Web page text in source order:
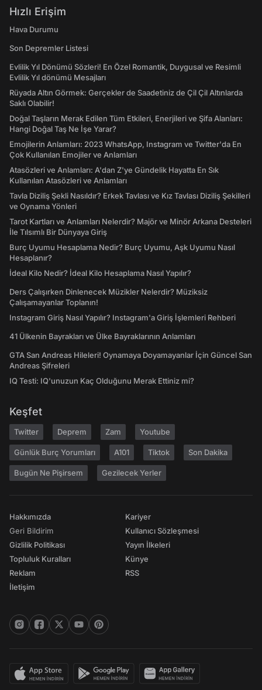
Hızlı Erişim
Hava Durumu
Son Depremler Listesi
Evlilik Yıl Dönümü Sözleri! En Özel Romantik, Duygusal ve Resimli
Evlilik Yıl dönümü Mesajları
Rüyada Altın Görmek: Gerçekler de Saadetiniz de Çil Çil Altınlarda
Saklı Olabilir!
Doğal Taşların Merak Edilen Tüm Etkileri, Enerjileri ve Şifa Alanları:
Hangi Doğal Taş Ne İşe Yarar?
Emojilerin Anlamları: 2023 WhatsApp, Instagram ve Twitter'da En
Çok Kullanılan Emojiler ve Anlamları
Atasözleri ve Anlamları: A'dan Z'ye Gündelik Hayatta En Sık
Kullanılan Atasözleri ve Anlamları
Tavla Diziliş Şekli Nasıldır? Erkek Tavlası ve Kız Tavlası Diziliş Şekilleri
ve Oynama Yönleri
Tarot Kartları ve Anlamları Nelerdir? Majör ve Minör Arkana Desteleri
İle Tılsımlı Bir Dünyaya Giriş
Burç Uyumu Hesaplama Nedir? Burç Uyumu, Aşk Uyumu Nasıl
Hesaplanır?
İdeal Kilo Nedir? İdeal Kilo Hesaplama Nasıl Yapılır?
Ders Çalışırken Dinlenecek Müzikler Nelerdir? Müziksiz
Çalışamayanlar Toplanın!
Instagram Giriş Nasıl Yapılır? Instagram'a Giriş İşlemleri Rehberi
41 Ülkenin Bayrakları ve Ülke Bayraklarının Anlamları
GTA San Andreas Hileleri! Oynamaya Doyamayanlar İçin Güncel San
Andreas Şifreleri
IQ Testi: IQ'unuzun Kaç Olduğunu Merak Ettiniz mi?
Keşfet
Twitter Deprem Zam Youtube
Günlük Burç Yorumları A101 Tiktok Son Dakika
Bugün Ne Pişirsem Gezilecek Yerler
Hakkımızda
Geri Bildirim
Gizlilik Politikası
Topluluk Kuralları
Reklam
İletişim
Kariyer
Kullanıcı Sözleşmesi
Yayın İlkeleri
Künye
RSS